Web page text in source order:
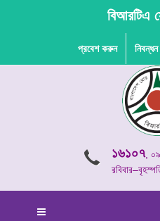
বিআরটিএ
প্রবেশ করুন নিবন্ধন
১৬১০৭,